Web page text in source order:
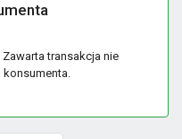
transakcja nie